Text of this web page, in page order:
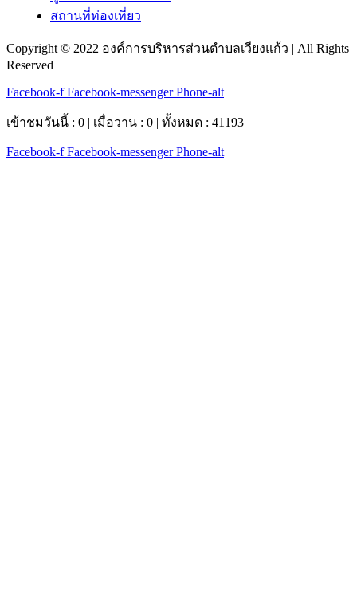
สถานที่ท่องเที่ยว
Copyright © 2022 องค์การบริหารส่วนตำบลเวียงแก้ว | All Rights
Reserved
Facebook-f Facebook-messenger Phone-alt
เข้าชมวันนี้ : 0 | เมื่อวาน : 0 | ทั้งหมด : 41193
Facebook-f Facebook-messenger Phone-alt